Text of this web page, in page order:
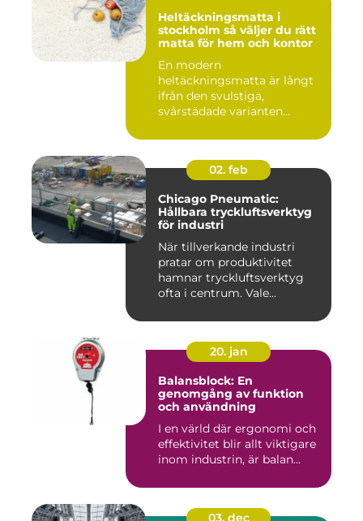
Heltäckningsmatta i
stockholm så väljer du rätt
matta för hem och kontor
En modern
heltäckningsmatta är långt
ifrån den svulstiga,
svårstädade varianten
02. feb
Chicago Pneumatic:
Hållbara tryckluftsverktyg
för industri
När tillverkande industri
pratar om produktivitet
hamnar tryckluftsverktyg
ofta i centrum. Vale...
20. jan
Balansblock: En
genomgång av funktion
och användning
I en värld där ergonomi och
effektivitet blir allt viktigare
inom industrin, är balan...
03. dec